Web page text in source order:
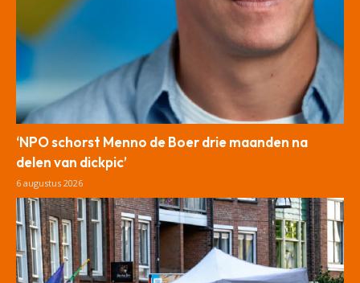
‘NPO schorst Menno de Boer drie maanden na
delen van dickpic’
6 augustus 2026